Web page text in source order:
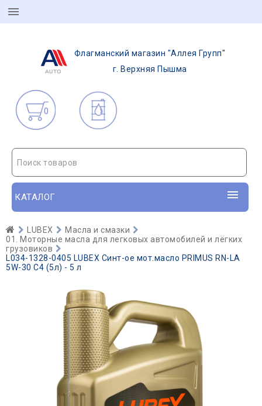
Флагманский магазин "Аллея Групп"
г. Верхняя Пышма
0
Поиск товаров
КАТАЛОГ
LUBEX
Масла и смазки
01. Моторные масла для легковых автомобилей и лёгких
грузовиков
L034-1328-0405 LUBEX Синт-ое мот.масло PRIMUS RN-LA
5W-30 C4 (5л) - 5 л